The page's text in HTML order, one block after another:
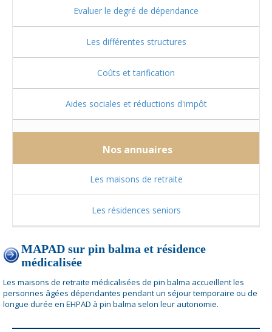
Evaluer le degré de dépendance
Les différentes structures
Coûts et tarification
Aides sociales et réductions d'impôt
Nos annuaires
Les maisons de retraite
Les résidences seniors
MAPAD sur pin balma et résidence
médicalisée
Les maisons de retraite médicalisées de pin balma accueillent les
personnes âgées dépendantes pendant un séjour temporaire ou de
longue durée en EHPAD à pin balma selon leur autonomie.